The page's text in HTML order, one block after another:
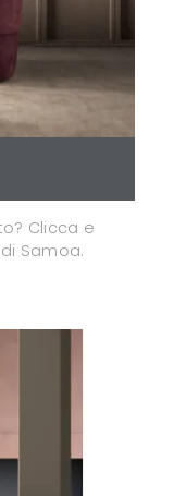
Clicca e
Samoa.